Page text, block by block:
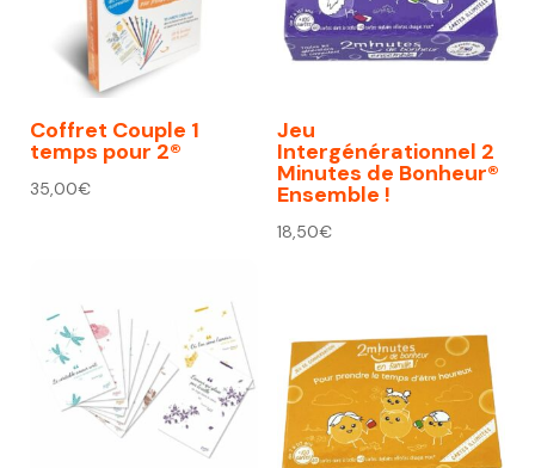
Coffret Couple 1
temps pour 2®
35,00€
Jeu
Intergénérationnel 2
Minutes de Bonheur®
Ensemble !
18,50€